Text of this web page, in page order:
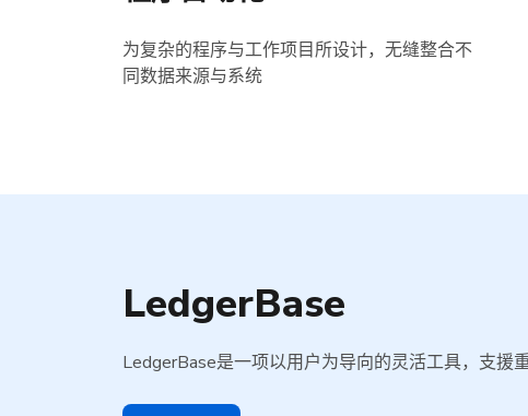
为复杂的程序与工作项目所设计，无缝整合不
同数据来源与系统
LedgerBase
LedgerBase是一项以用户为导向的灵活工具，支援